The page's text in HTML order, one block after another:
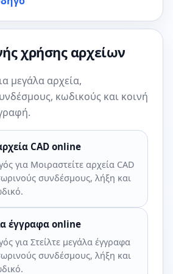
χρήσης αρχείων
μεγάλα αρχεία,
κωδικούς και κοινή
CAD online
για Μοιραστείτε αρχεία CAD
συνδέσμους, λήξη και
έγγραφα online
για Στείλτε μεγάλα έγγραφα
συνδέσμους, λήξη και